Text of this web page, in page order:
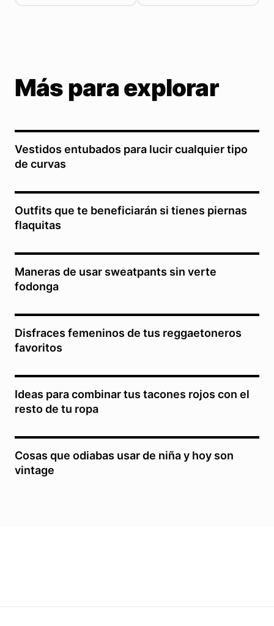
Más para explorar
Vestidos entubados para lucir cualquier tipo
de curvas
Outfits que te beneficiarán si tienes piernas
flaquitas
Maneras de usar sweatpants sin verte
fodonga
Disfraces femeninos de tus reggaetoneros
favoritos
Ideas para combinar tus tacones rojos con el
resto de tu ropa
Cosas que odiabas usar de niña y hoy son
vintage